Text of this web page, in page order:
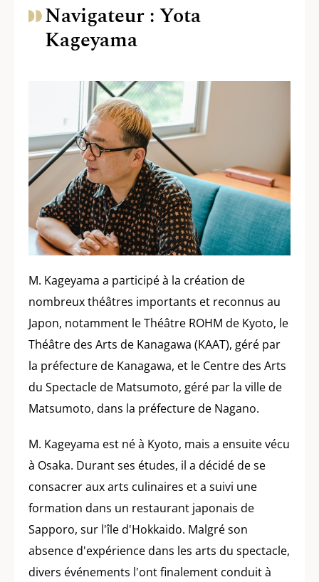
Navigateur : Yota
Kageyama
M. Kageyama a participé à la création de
nombreux théâtres importants et reconnus au
Japon, notamment le Théâtre ROHM de Kyoto, le
Théâtre des Arts de Kanagawa (KAAT), géré par
la préfecture de Kanagawa, et le Centre des Arts
du Spectacle de Matsumoto, géré par la ville de
Matsumoto, dans la préfecture de Nagano.
M. Kageyama est né à Kyoto, mais a ensuite vécu
à Osaka. Durant ses études, il a décidé de se
consacrer aux arts culinaires et a suivi une
formation dans un restaurant japonais de
Sapporo, sur l'île d'Hokkaido. Malgré son
absence d'expérience dans les arts du spectacle,
divers événements l'ont finalement conduit à